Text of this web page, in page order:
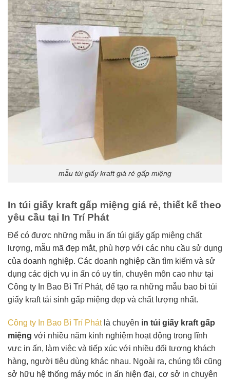
mẫu túi giấy kraft giá rẻ gấp miệng
In túi giấy kraft gấp miệng giá rẻ, thiết kế theo
yêu cầu tại In Trí Phát
Để có được những mẫu in ấn túi giấy gấp miệng chất
lượng, mẫu mã đẹp mắt, phù hợp với các nhu cầu sử dụng
của doanh nghiệp. Các doanh nghiệp cần tìm kiếm và sử
dụng các dịch vụ in ấn có uy tín, chuyên môn cao như tại
Công ty In Bao Bì Trí Phát, để tạo ra những mẫu bao bì túi
giấy kraft tái sinh gấp miệng đẹp và chất lượng nhất.
Công ty In Bao Bì Trí Phátlà chuyên in túi giấy kraft gấp
miệng với nhiều năm kinh nghiệm hoạt động trong lĩnh
vực in ấn, làm việc và tiếp xúc với nhiều đối tượng khách
hàng, người tiêu dùng khác nhau. Ngoài ra, chúng tôi cũng
sở hữu hệ thống máy móc in ấn hiện đại, cơ sở in chuyên